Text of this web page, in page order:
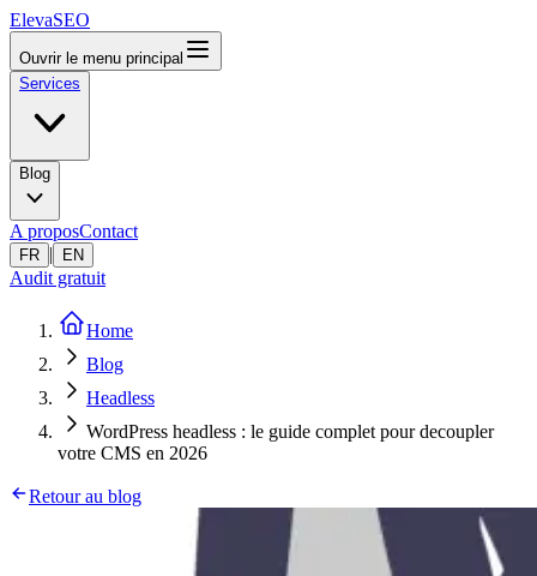
ElevaSEO
Ouvrir le menu principal
Services
Blog
A proposContact
FR | EN
Audit gratuit
Home
Blog
Headless
WordPress headless : le guide complet pour decoupler
votre CMS en 2026
Retour au blog